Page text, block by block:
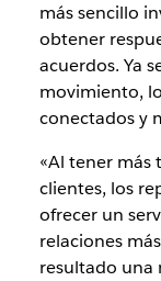
más sencillo
obtener
acuerdos. Ya
movimiento,
conectados y
«Al tener más
clientes, los
ofrecer un
relaciones
resultado una